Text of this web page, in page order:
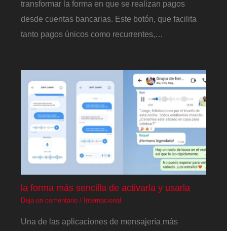
transformar la forma en que se realizan pagos
desde cuentas bancarias. Este botón, que facilita
tanto pagos únicos como recurrentes,…
la forma más sencilla de activarla y usarla
Deja un comentario / Internacional
Una de las aplicaciones de mensajería más